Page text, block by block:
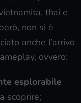
thai e
non si è
anche l’arrivo
ovvero:
esplorabile
scoprire;